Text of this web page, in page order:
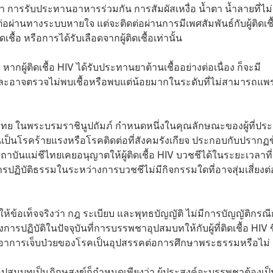
การรับประทานอาหารร่วมกัน การสัมผัสเหงื่อ น้ำตา น้ำลายที่ไ
ผ่านทางระบบหายใจ แต่จะติดต่อผ่านการมีเพศสัมพันธ์กับผู้ติดเ
ชื้อ หรือการได้รับเลือดจากผู้ติดเชื้อเท่านั้น
ากผู้ติดเชื้อ HIV ได้รับประทานยาต้านเชื้ออย่างต่อเนื่อง ก็จะมี
อาจตรวจไม่พบเชื้อหรือพบแต่น้อยมากในระดับที่ไม่สามารถแพ
ย ในพระบรมราชินูปถัมภ์ กำหนดหนึ่งในคุณลักษณะของผู้ที่ปร
ป็นโรคร้ายแรงหรือโรคติดต่อที่สังคมรังเกียจ ประกอบกับปราก
บันแม่ชีไทยเคยอนุญาตให้ผู้ติดเชื้อ HIV บวชชีได้ในระยะเวลาที่
ปฏิบัติธรรมในระหว่างการบวชชีไม่มีกิจกรรมใดที่อาจสุ่มเสี่ยง
ข้อเท็จจริงว่า กฎ ระเบียบ และพุทธบัญญัติ ไม่มีการบัญญัติกรณี
ารปฏิบัติในปัจจุบันที่การบรรพชาอุปสมบทให้กับผู้ที่ติดเชื้อ HIV
ารเจ็บป่วยของโรคเป็นอุปสรรคต่อการศึกษาพระธรรมหรือไม่